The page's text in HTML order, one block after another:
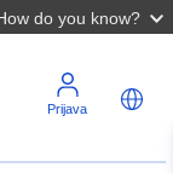
do you know?
Prijava